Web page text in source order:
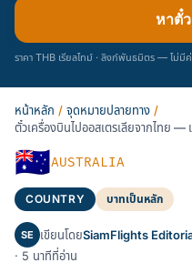
หาตั๋
ราคา THB เรียลไทม์ · ลิงก์พันธมิตร — ไม่มีค่
หน้าหลัก / จุดหมายปลายทาง /
ตั๋วเครื่องบินไปออสเตรเลียจากไทย —
🇦🇺AUSTRALIA
COUNTRY บาทเป็นหลัก
SE เขียนโดยSiamFlights
· 5 นาทีที่อ่าน